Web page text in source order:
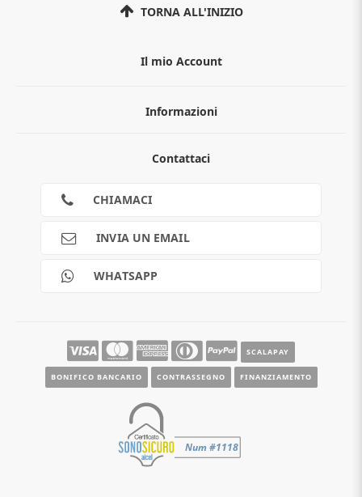
TORNA ALL'INIZIO
Il mio Account
Informazioni
Guida all'acquisto
Scalapay
Contattaci
CHIAMACI
INVIA UN EMAIL
WHATSAPP
SCALAPAY
BONIFICO BANCARIO CONTRASSEGNO FINANZIAMENTO